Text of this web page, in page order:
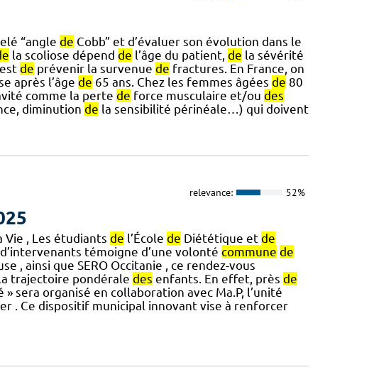
“angle de Cobb” et d’évaluer son évolution dans le
la scoliose dépend de l’âge du patient, de la sévérité
de prévenir la survenue de fractures. En France, on
après l’âge de 65 ans. Chez les femmes âgées de 80
comme la perte de force musculaire et/ou des
diminution de la sensibilité périnéale…) qui doivent
relevance: 52%
Vie , Les étudiants de l’École de Diététique et de
témoigne d’une volonté commune de
, ainsi que SERO Occitanie , ce rendez-vous
trajectoire pondérale des enfants. En effet, près de
sera organisé en collaboration avec Ma.P, l’unité
. Ce dispositif municipal innovant vise à renforcer